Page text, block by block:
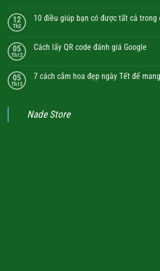
12
Th2
10 điều giúp bạn có được tất cả trong
05
Th12
Cách lấy QR code đánh giá Google
05
Th12
7 cách cắm hoa đẹp ngày Tết để
Nade Store